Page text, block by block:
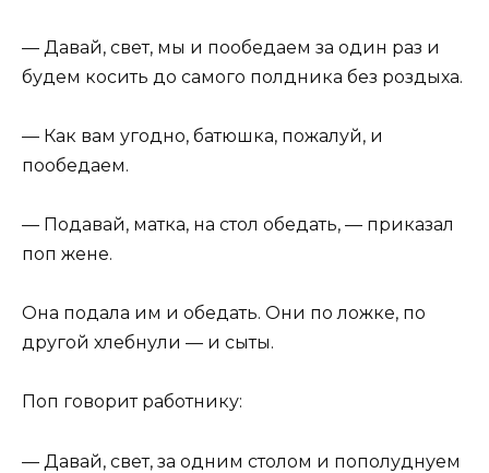
— Давай, свет, мы и пообедаем за один раз и
будем косить до самого полдника без роздыха.
— Как вам угодно, батюшка, пожалуй, и
пообедаем.
— Подавай, матка, на стол обедать, — приказал
поп жене.
Она подала им и обедать. Они по ложке, по
другой хлебнули — и сыты.
Поп говорит работнику:
— Давай, свет, за одним столом и пополуднуем